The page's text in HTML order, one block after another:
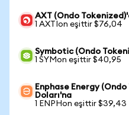
AXT (Ondo
1 AXTIon eşittir $76,04
Symbotic (Ondo
1 SYMon eşittir $40,95
Enphase Energy
Doları'na
1 ENPHon eşittir $39,43